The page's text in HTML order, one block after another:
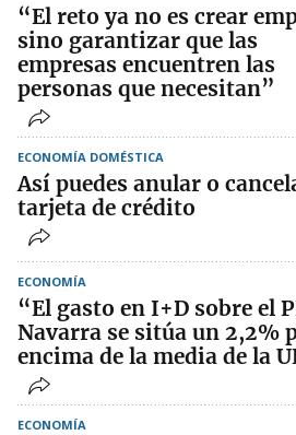
“El reto ya no es crear
sino garantizar que las
empresas encuentren las
personas que necesitan”
ECONOMÍA DOMÉSTICA
Así puedes anular o
tarjeta de crédito
ECONOMÍA
“El gasto en I+D sobre el
Navarra se sitúa un 2,2%
encima de la media de la
ECONOMÍA